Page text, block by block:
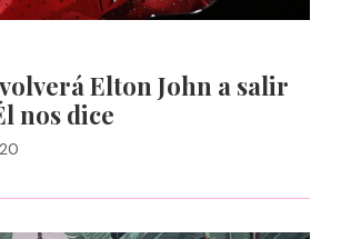
Elton John a salir
nos dice